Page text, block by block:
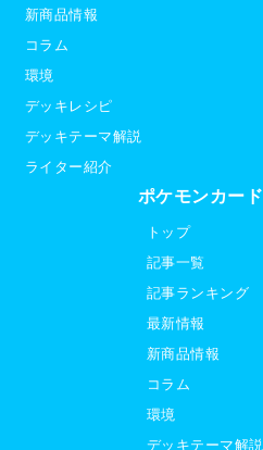
新商品情報
コラム
環境
デッキレシピ
デッキテーマ解説
ライター紹介
ポケモンカード
トップ
記事一覧
記事ランキング
最新情報
新商品情報
コラム
環境
デッキテーマ解説